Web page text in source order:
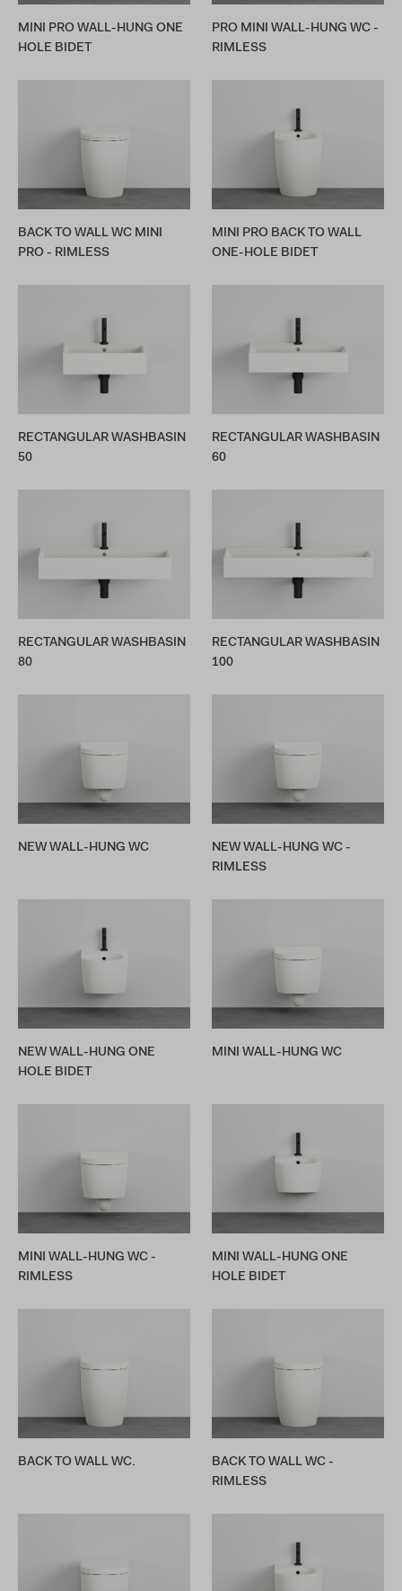
MINI PRO WALL-HUNG ONE
HOLE BIDET
PRO MINI WALL-HUNG WC -
RIMLESS
BACK TO WALL WC MINI
PRO - RIMLESS
MINI PRO BACK TO WALL
ONE-HOLE BIDET
RECTANGULAR WASHBASIN
50
RECTANGULAR WASHBASIN
60
RECTANGULAR WASHBASIN
80
RECTANGULAR WASHBASIN
100
NEW WALL-HUNG WC
NEW WALL-HUNG WC -
RIMLESS
NEW WALL-HUNG ONE
HOLE BIDET
MINI WALL-HUNG WC
MINI WALL-HUNG WC -
RIMLESS
MINI WALL-HUNG ONE
HOLE BIDET
BACK TO WALL WC.
BACK TO WALL WC -
RIMLESS